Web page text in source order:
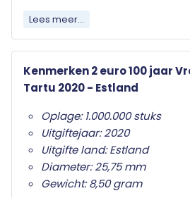
Elk land dat de euro als
heeft mag jaarlijks twee
onderscheid van de gewone
Alleen de twee euro munt mag
herdenkingsmunt gebruikt
hele eurogebied wettig
als gewone euromunten
moeten worden geaccepteerd.
Lees meer...
Kenmerken 2 euro 100 jaar
Tartu 2020 - Estland
Oplage: 1.000.000 stuks
Uitgiftejaar: 2020
Uitgifte land: Estland
Diameter: 25,75 mm
Gewicht: 8,50 gram